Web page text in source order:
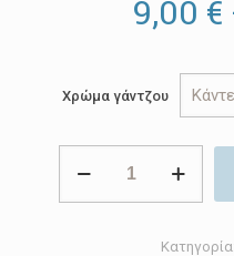
9,00 €
Χρώμα γάντζου
οδηγός,
Κατηγορία: